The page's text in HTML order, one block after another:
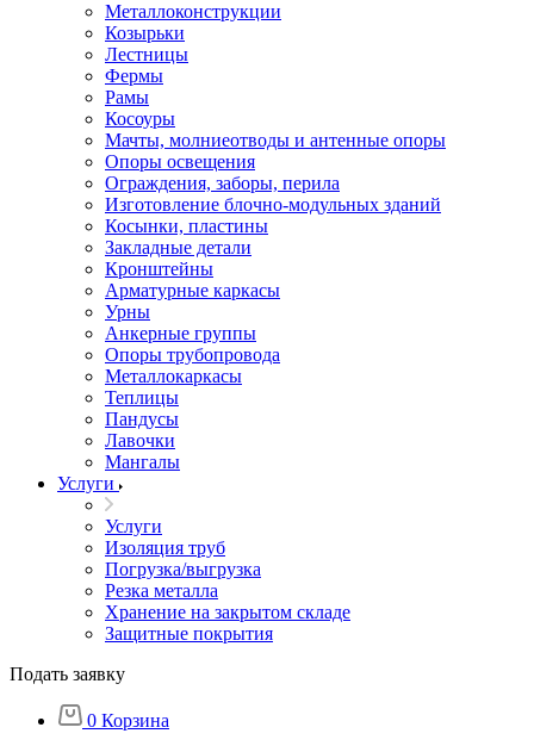
Металлоконструкции
Козырьки
Лестницы
Фермы
Рамы
Косоуры
Мачты, молниеотводы и антенные опоры
Опоры освещения
Ограждения, заборы, перила
Изготовление блочно-модульных зданий
Косынки, пластины
Закладные детали
Кронштейны
Арматурные каркасы
Урны
Анкерные группы
Опоры трубопровода
Металлокаркасы
Теплицы
Пандусы
Лавочки
Мангалы
Услуги
Услуги
Изоляция труб
Погрузка/выгрузка
Резка металла
Хранение на закрытом складе
Защитные покрытия
Подать заявку
0 Корзина